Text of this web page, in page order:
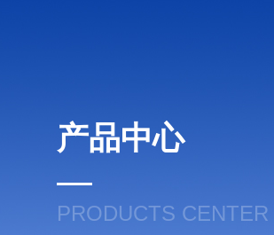
产品中心
PRODUCTS CENTER